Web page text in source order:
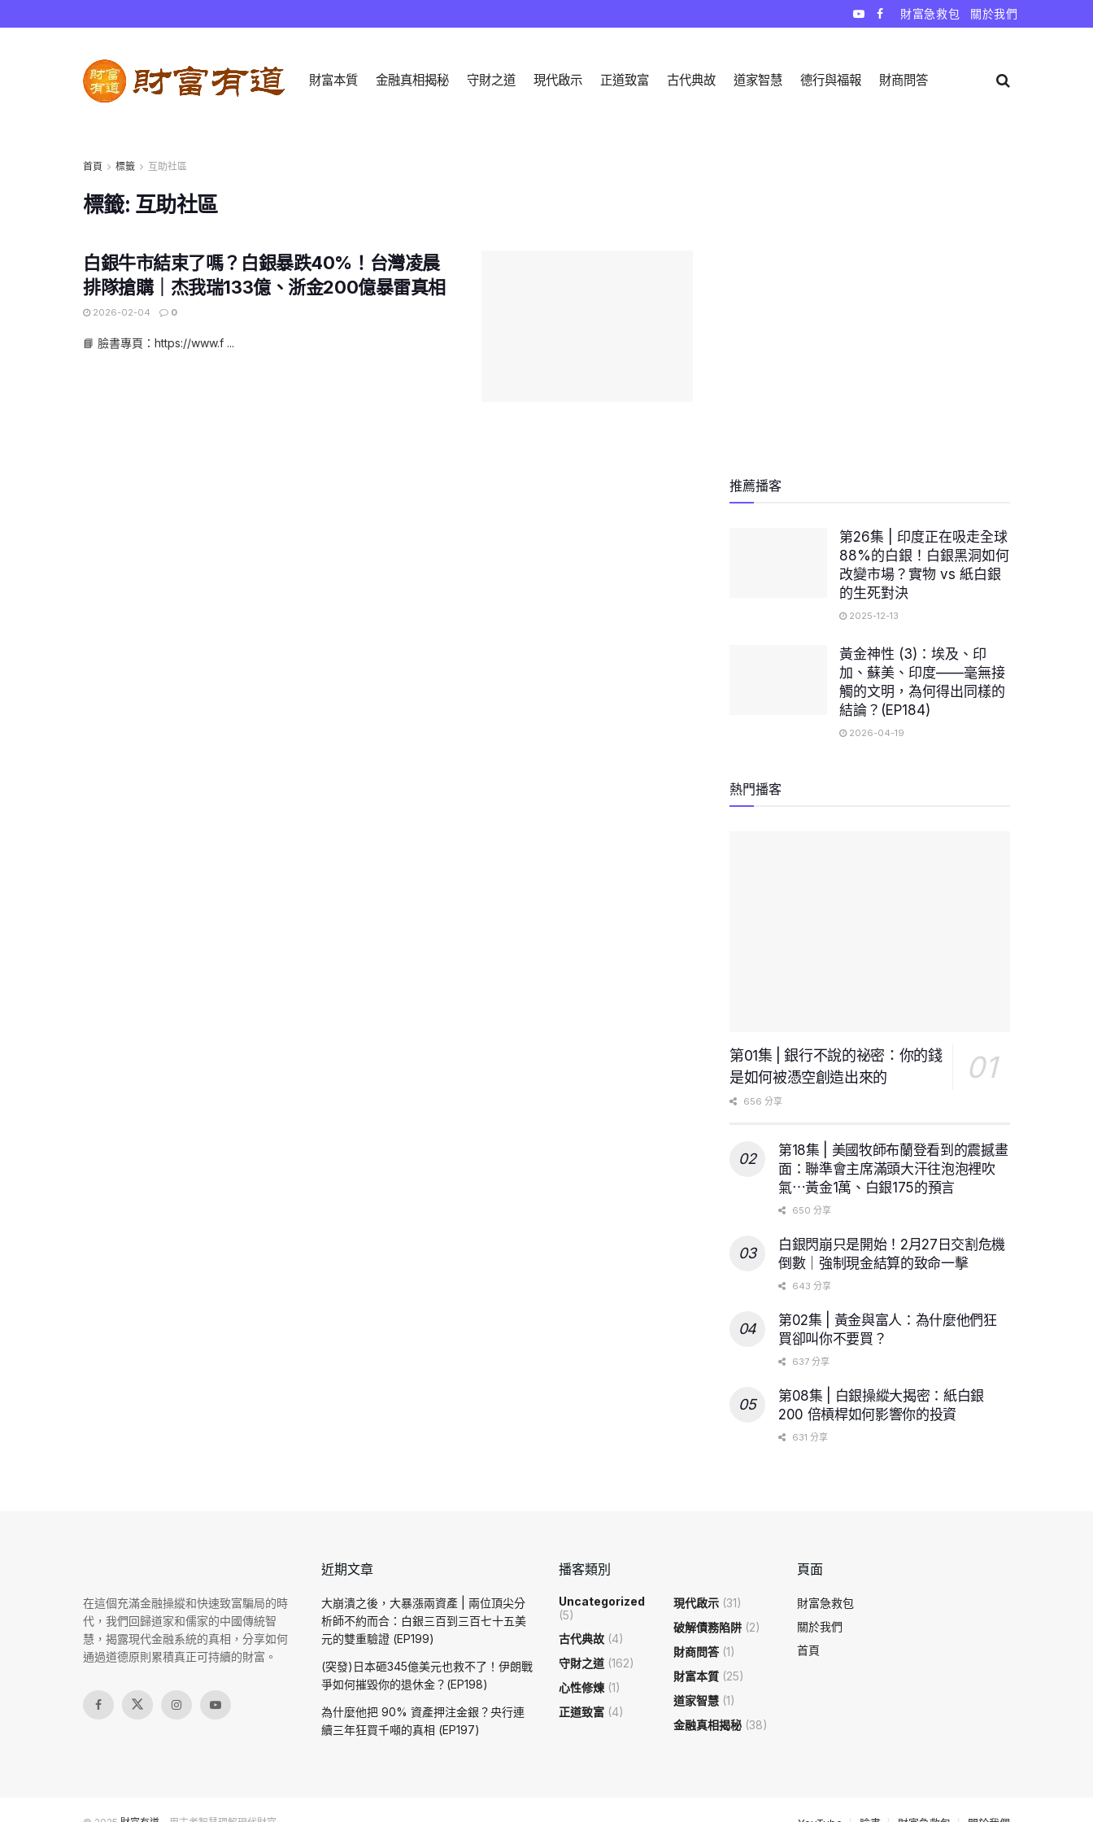
財富急救包 關於我們
財富本質 金融真相揭秘 守財之道 現代啟示 正道致富 古代典故 道家智慧 德行與福報 財商問答
首頁 標籤 互助社區
標籤: 互助社區
白銀牛市結束了嗎？白銀暴跌40%！台灣凌晨
排隊搶購｜杰我瑞133億、浙金200億暴雷真相
2026-02-04 0
📘 臉書專頁：https://www.f ...
推薦播客
第26集 | 印度正在吸走全球
88%的白銀！白銀黑洞如何
改變市場？實物 vs 紙白銀
的生死對決
2025-12-13
黃金神性 (3)：埃及、印
加、蘇美、印度——毫無接
觸的文明，為何得出同樣的
結論？(EP184)
2026-04-19
熱門播客
第01集 | 銀行不說的祕密：你的錢
是如何被憑空創造出來的
656 分享
第18集 | 美國牧師布蘭登看到的震撼畫
面：聯準會主席滿頭大汗往泡泡裡吹
氣⋯黃金1萬、白銀175的預言
650 分享
白銀閃崩只是開始！2月27日交割危機
倒數｜強制現金結算的致命一擊
643 分享
第02集 | 黃金與富人：為什麼他們狂
買卻叫你不要買？
637 分享
第08集 | 白銀操縱大揭密：紙白銀
200 倍槓桿如何影響你的投資
631 分享
在這個充滿金融操縱和快速致富騙局的時
代，我們回歸道家和儒家的中國傳統智
慧，揭露現代金融系統的真相，分享如何
通過道德原則累積真正可持續的財富。
近期文章
大崩潰之後，大暴漲兩資產 | 兩位頂尖分
析師不約而合：白銀三百到三百七十五美
元的雙重驗證 (EP199)
(突發)日本砸345億美元也救不了！伊朗戰
爭如何摧毀你的退休金？(EP198)
為什麼他把 90% 資產押注金銀？央行連
續三年狂買千噸的真相 (EP197)
播客類別
Uncategorized
(5)
古代典故 (4)
守財之道 (162)
心性修煉 (1)
正道致富 (4)
現代啟示 (31)
破解債務陷阱 (2)
財商問答(1)
財富本質 (25)
道家智慧 (1)
金融真相揭秘 (38)
頁面
財富急救包
關於我們
首頁